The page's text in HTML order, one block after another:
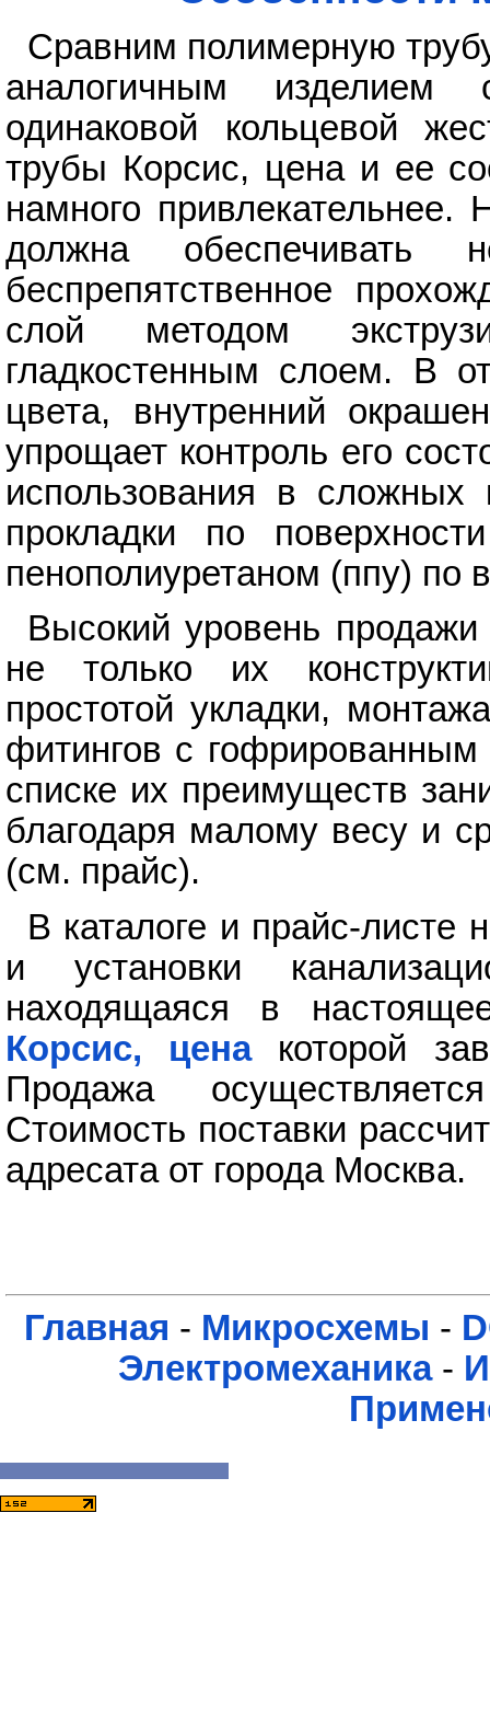
Сравним полимерную
аналогичным
одинаковой кольцевой
трубы Корсис, цена и ее
намного привлекательнее.
должна
беспрепятственное
слой методом
гладкостенным слоем. В
цвета, внутренний
упрощает контроль его
использования в сложных
прокладки по
пенополиуретаном (ппу) по
Высокий уровень продажи
не только их
простотой укладки,
фитингов с
списке их преимуществ
благодаря малому весу и
(см. прайс).
В каталоге и прайс-листе
и установки
находящаяся в
Корсис, ценакоторой
Продажа
Стоимость поставки
адресата от города Москва.
Главная - Микросхемы -
Электромеханика-